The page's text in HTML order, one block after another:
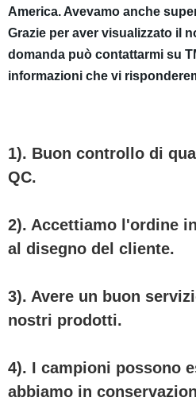
America. Avevamo anche
Grazie per aver visualizzato il
domanda può contattarmi su
informazioni che vi
1). Buon controllo di
QC.
2). Accettiamo l'ordine
al disegno del cliente.
3). Avere un buon
nostri prodotti.
4). I campioni possono
abbiamo in